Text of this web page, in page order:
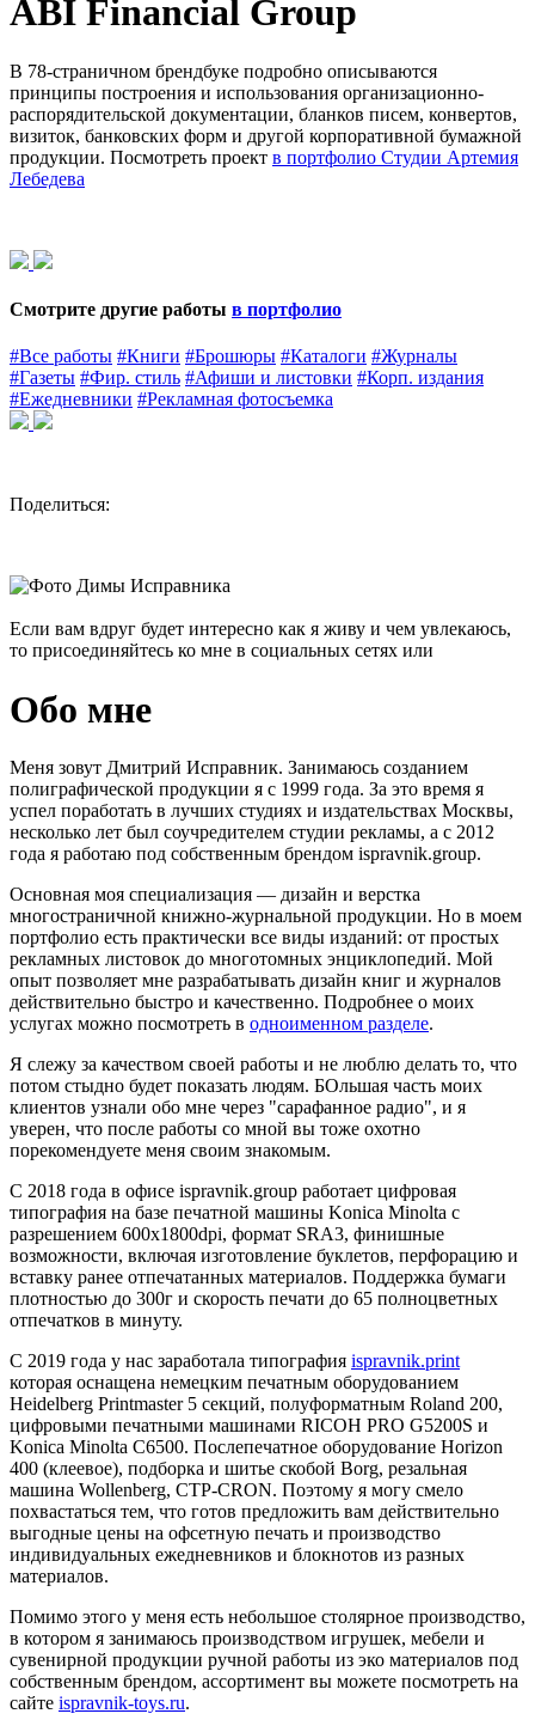
ABI Financial Group
В 78-страничном брендбуке подробно описываются
принципы построения и использования организационно-
распорядительской документации, бланков писем, конвертов,
визиток, банковских форм и другой корпоративной бумажной
продукции. Посмотреть проект в портфолио Студии Артемия
Лебедева
Смотрите другие работы в портфолио
#Все работы #Книги #Брошюры #Каталоги #Журналы
#Газеты #Фир. стиль #Афиши и листовки #Корп. издания
#Ежедневники #Рекламная фотосъемка
Поделиться:
Если вам вдруг будет интересно как я живу и чем увлекаюсь,
то присоединяйтесь ко мне в социальных сетях или
Обо мне
Меня зовут Дмитрий Исправник. Занимаюсь созданием
полиграфической продукции я с 1999 года. За это время я
успел поработать в лучших студиях и издательствах Москвы,
несколько лет был соучредителем студии рекламы, а c 2012
года я работаю под собственным брендом ispravnik.group.
Основная моя специализация — дизайн и верстка
многостраничной книжно-журнальной продукции. Но в моем
портфолио есть практически все виды изданий: от простых
рекламных листовок до многотомных энциклопедий. Мой
опыт позволяет мне разрабатывать дизайн книг и журналов
действительно быстро и качественно. Подробнее о моих
услугах можно посмотреть в одноименном разделе.
Я слежу за качеством своей работы и не люблю делать то, что
потом стыдно будет показать людям. БОльшая часть моих
клиентов узнали обо мне через "сарафанное радио", и я
уверен, что после работы со мной вы тоже охотно
порекомендуете меня своим знакомым.
С 2018 года в офисе ispravnik.group работает цифровая
типография на базе печатной машины Konica Minolta с
разрешением 600x1800dpi, формат SRA3, финишные
возможности, включая изготовление буклетов, перфорацию и
вставку ранее отпечатанных материалов. Поддержка бумаги
плотностью до 300г и скорость печати до 65 полноцветных
отпечатков в минуту.
C 2019 года у нас заработала типография ispravnik.print
которая оснащена немецким печатным оборудованием
Heidelberg Printmaster 5 секций, полуформатным Roland 200,
цифровыми печатными машинами RICOH PRO G5200S и
Konicа Minolta C6500. Послепечатное оборудование Horizon
400 (клеевое), подборка и шитье скобой Borg, резальная
машина Wollenberg, CTP-CRON. Поэтому я могу смело
похвастаться тем, что готов предложить вам действительно
выгодные цены на офсетную печать и производство
индивидуальных ежедневников и блокнотов из разных
материалов.
Помимо этого у меня есть небольшое столярное производство,
в котором я занимаюсь производством игрушек, мебели и
сувенирной продукции ручной работы из эко материалов под
собственным брендом, ассортимент вы можете посмотреть на
сайте ispravnik-toys.ru.